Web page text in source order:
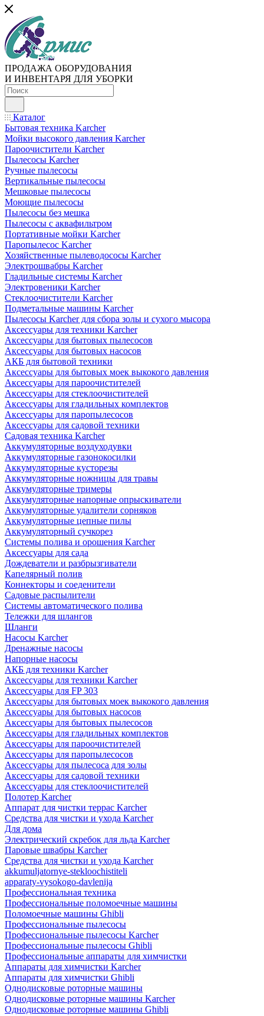
ПРОДАЖА ОБОРУДОВАНИЯ
И ИНВЕНТАРЯ ДЛЯ УБОРКИ
Каталог
Бытовая техника Karcher
Мойки высокого давления Karcher
Пароочистители Karcher
Пылесосы Karcher
Ручные пылесосы
Вертикальные пылесосы
Мешковые пылесосы
Моющие пылесосы
Пылесосы без мешка
Пылесосы с аквафильтром
Портативные мойки Karcher
Паропылесос Karcher
Хозяйственные пылеводососы Karcher
Электрошвабры Karcher
Гладильные системы Karcher
Электровеники Karcher
Стеклоочистители Karcher
Подметальные машины Karcher
Пылесосы Karcher для сбора золы и сухого мысора
Аксессуары для техники Karcher
Аксессуары для бытовых пылесосов
Аксессуары для бытовых насосов
АКБ для бытовой техники
Аксессуары для бытовых моек выкокого давления
Аксессуары для пароочистителей
Аксессуары для стеклоочистителей
Аксессуары для гладильных комплектов
Аксессуары для паропылесосов
Аксессуары для садовой техники
Садовая техника Karcher
Аккумуляторные воздуходувки
Аккумуляторные газонокосилки
Аккумуляторные кусторезы
Аккумуляторные ножницы для травы
Аккумуляторные тримеры
Аккумуляторные напорные опрыскиватели
Аккумуляторные удалители сорняков
Аккумуляторные цепные пилы
Аккумуляторный сучкорез
Системы полива и орошения Karcher
Аксессуары для сада
Дождеватели и разбрызгиватели
Капелярный полив
Коннекторы и соеденители
Садовые распылители
Системы автоматического полива
Тележки для шлангов
Шланги
Насосы Karcher
Дренажные насосы
Напорные насосы
АКБ для техники Karcher
Аксессуары для техники Karcher
Аксессуары для FP 303
Аксессуары для бытовых моек выкокого давления
Аксессуары для бытовых насосов
Аксессуары для бытовых пылесосов
Аксессуары для гладильных комплектов
Аксессуары для пароочистителей
Аксессуары для паропылесосов
Аксессуары для пылесоса для золы
Аксессуары для садовой техники
Аксессуары для стеклоочистителей
Полотер Karcher
Аппарат для чистки террас Karcher
Средства для чистки и ухода Karcher
Для дома
Электрический скребок для льда Karcher
Паровые швабры Karcher
Средства для чистки и ухода Karcher
akkumuljatornye-stekloochistiteli
apparaty-vysokogo-davlenija
Профессиональная техника
Профессиональные поломоечные машины
Поломоечные машины Ghibli
Профессиональные пылесосы
Профессиональные пылесосы Karcher
Профессиональные пылесосы Ghibli
Профессиональные аппараты для химчистки
Аппараты для химчистки Karcher
Аппараты для химчистки Ghibli
Однодисковые роторные машины
Однодисковые роторные машины Karcher
Однодисковые роторные машины Ghibli